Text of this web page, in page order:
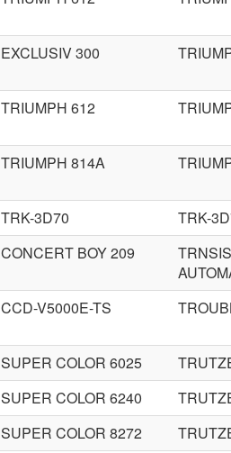
EXCLUSIV 300
TRIUMPH 612
TRIUMPH 814A
TRK-3D70 TRK-
CONCERT BOY 209
CCD-V5000E-TS
SUPER COLOR 6025
SUPER COLOR 6240
SUPER COLOR 8272